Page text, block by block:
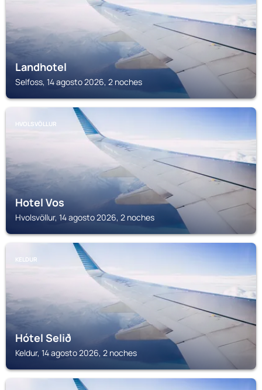
Landhotel
Selfoss, 14 agosto 2026, 2 noches
HVOLSVÖLLUR
Hotel Vos
Hvolsvöllur, 14 agosto 2026, 2 noches
KELDUR
Hótel Selið
Keldur, 14 agosto 2026, 2 noches